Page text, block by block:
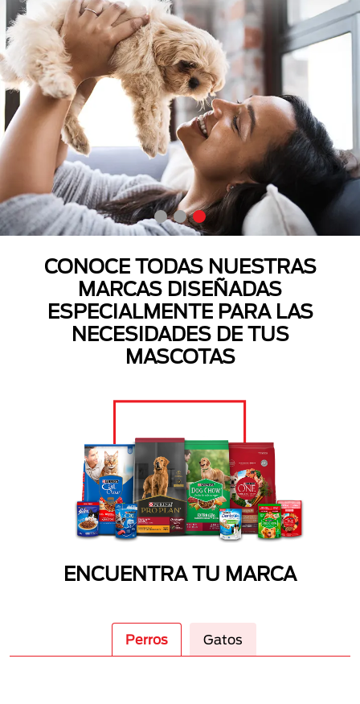
CONOCE TODAS NUESTRAS
MARCAS DISEÑADAS
ESPECIALMENTE PARA LAS
NECESIDADES DE TUS
MASCOTAS
ENCUENTRA TU MARCA
Perros Gatos